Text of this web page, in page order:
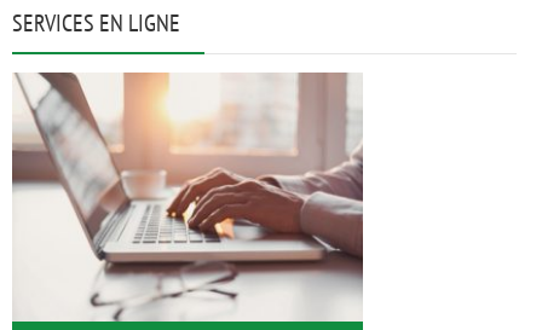
SERVICES EN LIGNE